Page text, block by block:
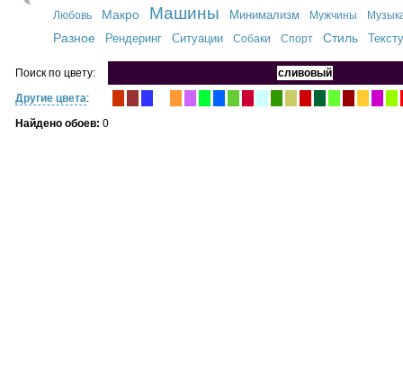
Любовь Макро Машины Минимализм Мужчины
Разное Рендеринг Ситуации Собаки Спорт Стиль
Поиск по цвету:
сливовый
Другие цвета:
Найдено обоев: 0